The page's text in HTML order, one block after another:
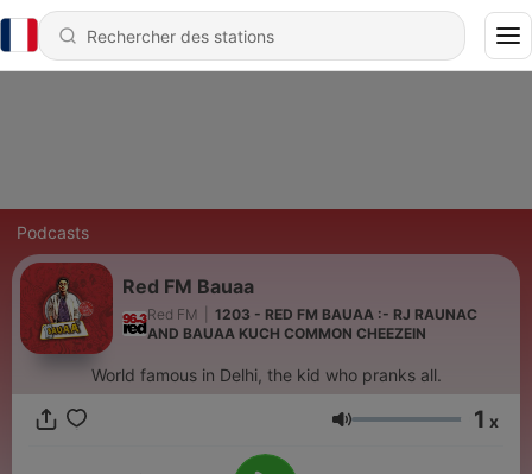
Podcasts
Red FM Bauaa
Red FM
1203 - RED FM BAUAA :- RJ RAUNAC
AND BAUAA KUCH COMMON CHEEZEIN
World famous in Delhi, the kid who pranks all.
Volume 1 x